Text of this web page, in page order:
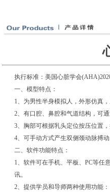
执行标准：美国心脏学会
一、模型特点：
1、为男性半身模拟人，外形仿真
2、有口腔、鼻腔和气道结构，可
3、胸部可根据乳头定位按压位置，
4、可手动方式产生双侧颈动脉搏动
二、软件功能特点：
1、软件可在手机、平板、PC等任
讯。
2、提供学员和导师两种使用功能：